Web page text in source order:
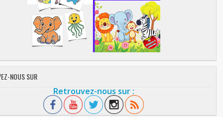
NOUS SUR
Retrouvez-nous sur :